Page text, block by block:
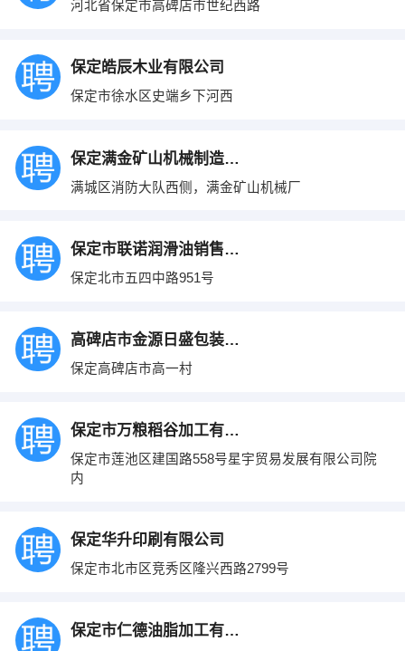
河北省保定市高碑店市世纪西路
保定皓辰木业有限公司
保定市徐水区史端乡下河西
保定满金矿山机械制造有限公司
满城区消防大队西侧，满金矿山机械厂
保定市联诺润滑油销售有限公司
保定北市五四中路951号
高碑店市金源日盛包装材料有限公司
保定高碑店市高一村
保定市万粮稻谷加工有限公司
保定市莲池区建国路558号星宇贸易发展有限公司院
内
保定华升印刷有限公司
保定市北市区竞秀区隆兴西路2799号
保定市仁德油脂加工有限公司